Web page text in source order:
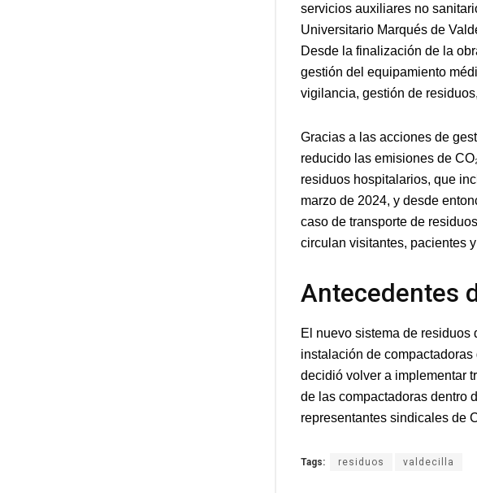
servicios auxiliares no
Universitario Marqués de
Desde la finalización de la
gestión del equipamiento
vigilancia, gestión de
Gracias a las acciones de
reducido las emisiones de
residuos hospitalarios, que
marzo de 2024, y desde
caso de transporte de
circulan visitantes, pacientes
Antecedentes
El nuevo sistema de residuos
instalación de
decidió volver a implementar
de las compactadoras dentro
representantes sindicales de
Tags: residuos valdecilla